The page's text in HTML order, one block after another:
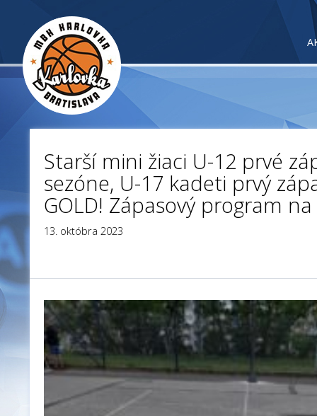
Starší mini žiaci U-12 prvé
sezóne, U-17 kadeti prvý
GOLD! Zápasový program
13. októbra 2023